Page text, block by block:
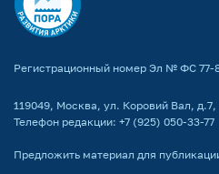
Регистрационный номер Эл № ФС 77-
119049, Москва, ул. Коровий Вал, д.7,
Телефон редакции: +7 (925) 050-33-77
Предложить материал для